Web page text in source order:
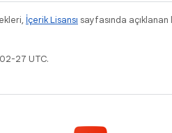
İçerik Lisansı sayfasında
27 UTC.